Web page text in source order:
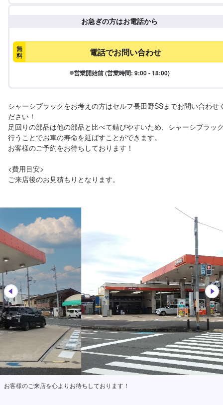
お急ぎの方はお電話から
無
料 電話でお問い合わせ
営業開始前 (営業時間: 9:00 - 18:00)
シャーシブラックをお考えの方はセルフ長田野SSまでお問い合わせ
ださい！
足回りの部品は他の部品と比べて錆びやすいため、シャーシブラッ
行うことでお車の寿命を延ばすことができます。
お客様のご予約をお待ちしております！
<費用目安>
ご来店後のお見積もりとなります。
お客様のご来店を心よりお待ちしております！